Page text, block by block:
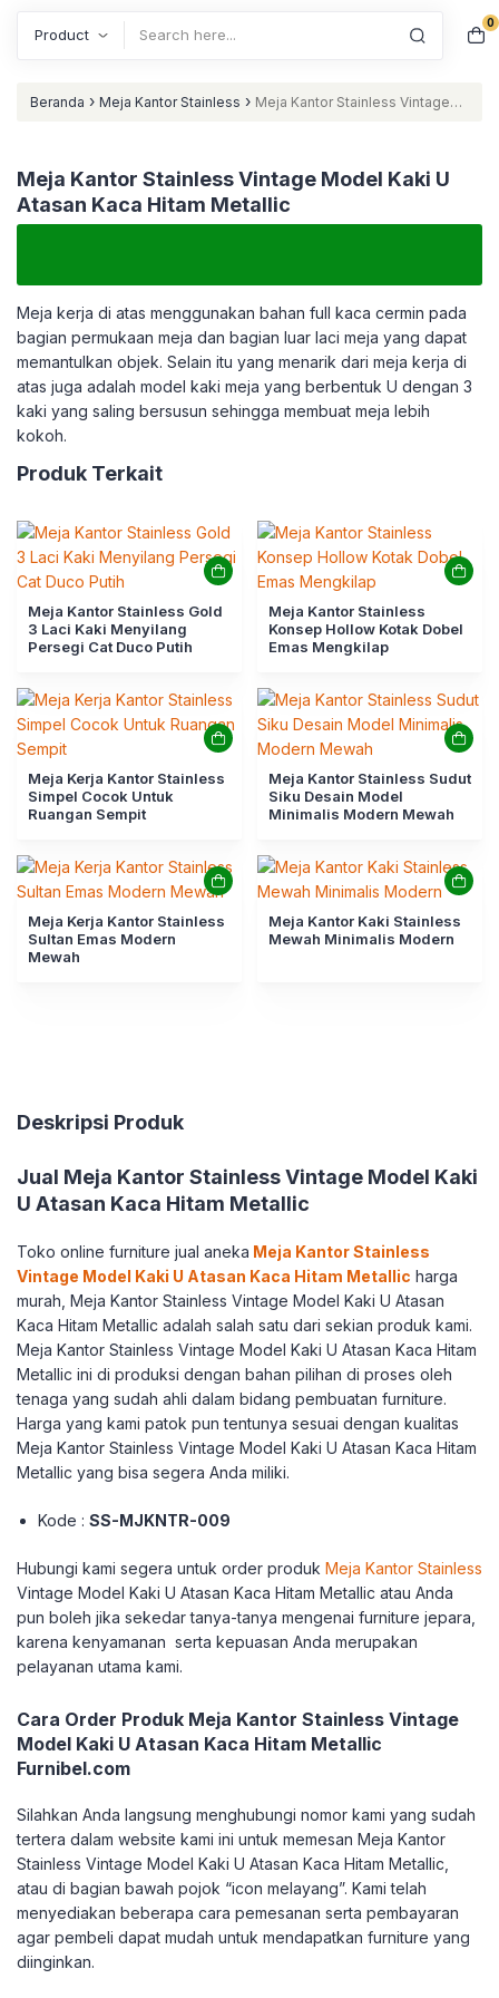
0
Beranda › Meja Kantor Stainless › Meja Kantor Stainless Vintage
Meja Kantor Stainless Vintage Model Kaki U
Atasan Kaca Hitam Metallic
Meja kerja di atas menggunakan bahan full kaca cermin pada
bagian permukaan meja dan bagian luar laci meja yang dapat
memantulkan objek. Selain itu yang menarik dari meja kerja di
atas juga adalah model kaki meja yang berbentuk U dengan 3
kaki yang saling bersusun sehingga membuat meja lebih
kokoh.
Produk Terkait
Meja Kantor Stainless Gold
3 Laci Kaki Menyilang
Persegi Cat Duco Putih
Meja Kantor Stainless
Konsep Hollow Kotak Dobel
Emas Mengkilap
Meja Kerja Kantor Stainless
Simpel Cocok Untuk
Ruangan Sempit
Meja Kantor Stainless Sudut
Siku Desain Model
Minimalis Modern Mewah
Meja Kerja Kantor Stainless
Sultan Emas Modern
Mewah
Meja Kantor Kaki Stainless
Mewah Minimalis Modern
Deskripsi Produk
Jual Meja Kantor Stainless Vintage Model Kaki
U Atasan Kaca Hitam Metallic
Toko online furniture jual aneka Meja Kantor Stainless
Vintage Model Kaki U Atasan Kaca Hitam Metallic harga
murah, Meja Kantor Stainless Vintage Model Kaki U Atasan
Kaca Hitam Metallic adalah salah satu dari sekian produk kami.
Meja Kantor Stainless Vintage Model Kaki U Atasan Kaca Hitam
Metallic ini di produksi dengan bahan pilihan di proses oleh
tenaga yang sudah ahli dalam bidang pembuatan furniture.
Harga yang kami patok pun tentunya sesuai dengan kualitas
Meja Kantor Stainless Vintage Model Kaki U Atasan Kaca Hitam
Metallic yang bisa segera Anda miliki.
Kode :SS-MJKNTR-009
Hubungi kami segera untuk order produk Meja Kantor Stainless
Vintage Model Kaki U Atasan Kaca Hitam Metallic atau Anda
pun boleh jika sekedar tanya-tanya mengenai furniture jepara,
karena kenyamanan serta kepuasan Anda merupakan
pelayanan utama kami.
Cara Order Produk Meja Kantor Stainless Vintage
Model Kaki U Atasan Kaca Hitam Metallic
Furnibel.com
Silahkan Anda langsung menghubungi nomor kami yang sudah
tertera dalam website kami ini untuk memesan Meja Kantor
Stainless Vintage Model Kaki U Atasan Kaca Hitam Metallic,
atau di bagian bawah pojok “icon melayang”. Kami telah
menyediakan beberapa cara pemesanan serta pembayaran
agar pembeli dapat mudah untuk mendapatkan furniture yang
diinginkan.